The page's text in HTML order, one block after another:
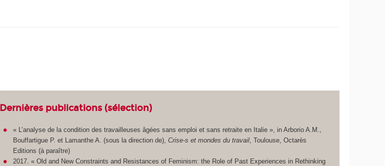
Dernières publications (sélection)
« L’analyse de la condition des travailleuses âgées sans emploi et sans retraite en Italie », in Arborio A.M.,
Bouffartigue P. et Lamanthe A. (sous la direction de),Crise-s et mondes du travail, Toulouse, Octarès
Editions (à paraître)
2017. « Old and New Constraints and Resistances of Feminism: the Role of Past Experiences in Rethinking